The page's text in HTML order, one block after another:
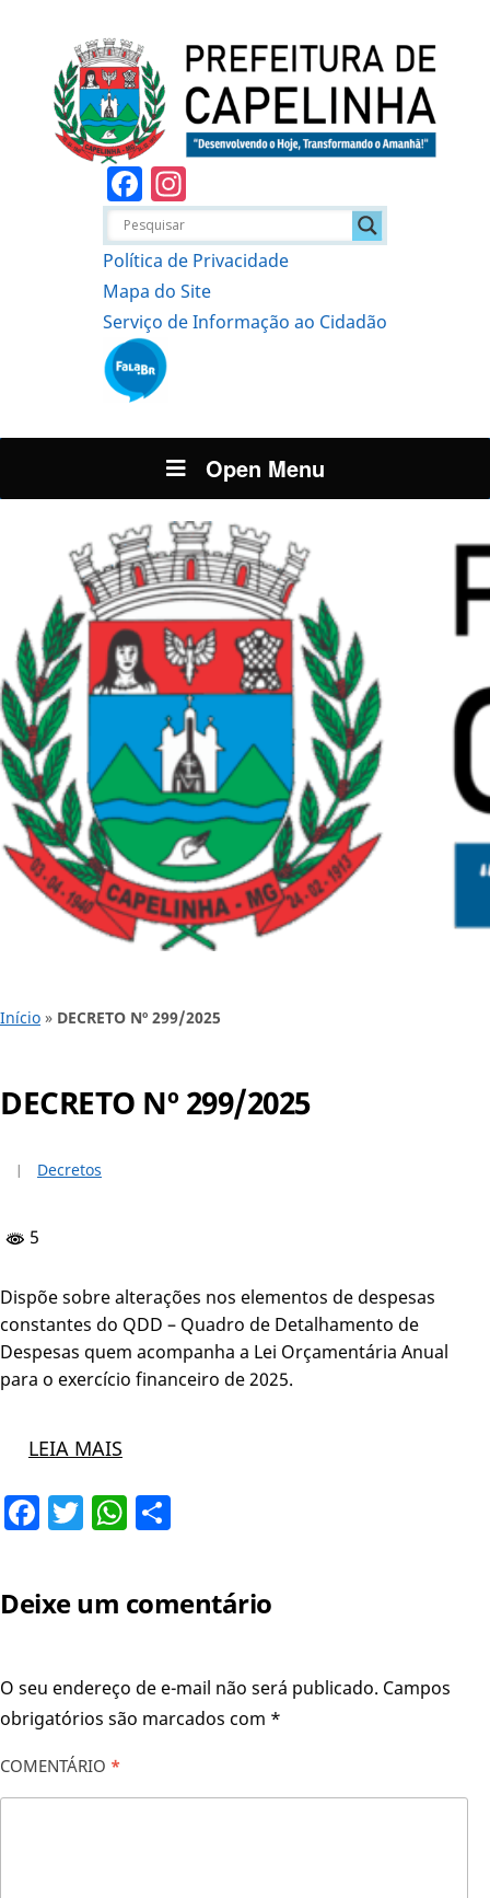
Facebook
Política de Privacidade
Mapa do Site
Serviço de Informação ao Cidadão
Open Menu
Início » DECRETO Nº 299/2025
DECRETO Nº 299/2025
Decretos
5
Dispõe sobre alterações nos elementos de despesas
constantes do QDD – Quadro de Detalhamento de
Despesas quem acompanha a Lei Orçamentária Anual
para o exercício financeiro de 2025.
LEIA MAIS
Facebook
TwitterWhatsApp
Deixe um comentário
O seu endereço de e-mail não será publicado. Campos
obrigatórios são marcados com *
COMENTÁRIO *